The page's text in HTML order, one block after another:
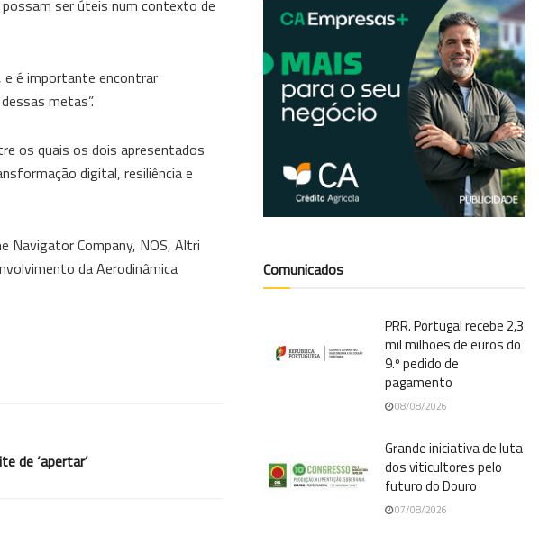
possam ser úteis num contexto de
e é importante encontrar
metas”.
os quais os dois apresentados
digital, resiliência e
Navigator Company, NOS, Altri
da Aerodinâmica
de ‘apertar’
Comunicados
PRR. Portugal recebe 2,3
mil milhões de euros do
9.º pedido de
pagamento
08/08/2026
Grande iniciativa de luta
dos viticultores pelo
futuro do Douro
07/08/2026